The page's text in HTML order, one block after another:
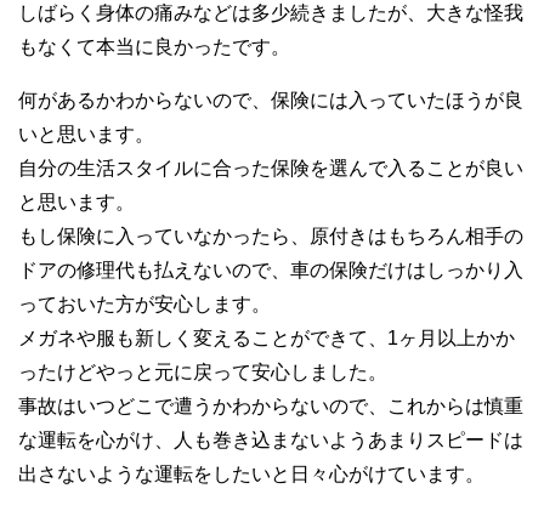
しばらく身体の痛みなどは多少続きましたが、大きな怪我
もなくて本当に良かったです。
何があるかわからないので、保険には入っていたほうが良
いと思います。
自分の生活スタイルに合った保険を選んで入ることが良い
と思います。
もし保険に入っていなかったら、原付きはもちろん相手の
ドアの修理代も払えないので、車の保険だけはしっかり入
っておいた方が安心します。
メガネや服も新しく変えることができて、1ヶ月以上かか
ったけどやっと元に戻って安心しました。
事故はいつどこで遭うかわからないので、これからは慎重
な運転を心がけ、人も巻き込まないようあまりスピードは
出さないような運転をしたいと日々心がけています。